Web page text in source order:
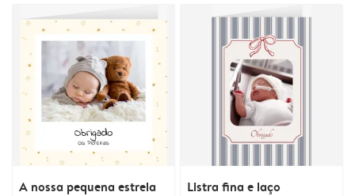
A nossa pequena estrela Listra fina e laço